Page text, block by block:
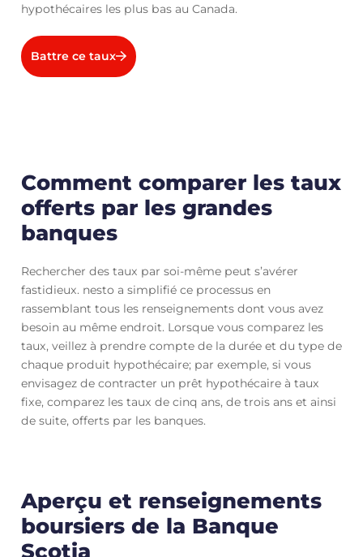
hypothécaires les plus bas au Canada.
Battre ce taux
Comment comparer les taux
offerts par les grandes
banques
Rechercher des taux par soi-même peut s’avérer
fastidieux. nesto a simplifié ce processus en
rassemblant tous les renseignements dont vous avez
besoin au même endroit. Lorsque vous comparez les
taux, veillez à prendre compte de la durée et du type de
chaque produit hypothécaire; par exemple, si vous
envisagez de contracter un prêt hypothécaire à taux
fixe, comparez les taux de cinq ans, de trois ans et ainsi
de suite, offerts par les banques.
Aperçu et renseignements
boursiers de la Banque
Scotia